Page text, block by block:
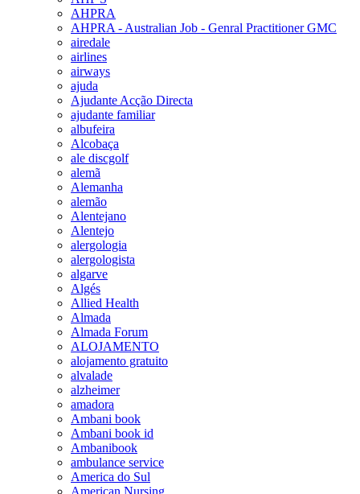
AHPRA
AHPRA - Australian Job - Genral Practitioner GMC
airedale
airlines
airways
ajuda
Ajudante Acção Directa
ajudante familiar
albufeira
Alcobaça
ale discgolf
alemã
Alemanha
alemão
Alentejano
Alentejo
alergologia
alergologista
algarve
Algés
Allied Health
Almada
Almada Forum
ALOJAMENTO
alojamento gratuito
alvalade
alzheimer
amadora
Ambani book
Ambani book id
Ambanibook
ambulance service
America do Sul
American Nursing